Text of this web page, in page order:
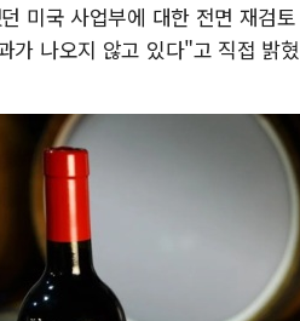
미국 사업부에 대한 전면 재검
가 나오지 않고 있다"고 직접 밝